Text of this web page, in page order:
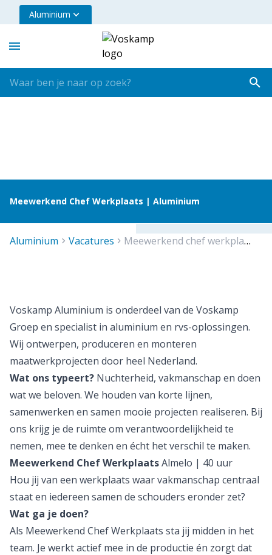
Aluminium
Meewerkend Chef Werkplaats | Aluminium
aluminium vacatures meewerkend chef werkplaats aluminium
Voskamp Aluminium is onderdeel van de Voskamp
Groep en specialist in aluminium en rvs-oplossingen.
Wij ontwerpen, produceren en monteren
maatwerkprojecten door heel Nederland.
Wat ons typeert? Nuchterheid, vakmanschap en doen
wat we beloven. We houden van korte lijnen,
samenwerken en samen mooie projecten realiseren. Bij
ons krijg je de ruimte om verantwoordelijkheid te
nemen, mee te denken en écht het verschil te maken.
Meewerkend Chef WerkplaatsAlmelo | 40 uur
Hou jij van een werkplaats waar vakmanschap centraal
staat en iedereen samen de schouders eronder zet?
Wat ga je doen?
Als Meewerkend Chef Werkplaats sta jij midden in het
team. Je werkt actief mee in de productie én zorgt dat